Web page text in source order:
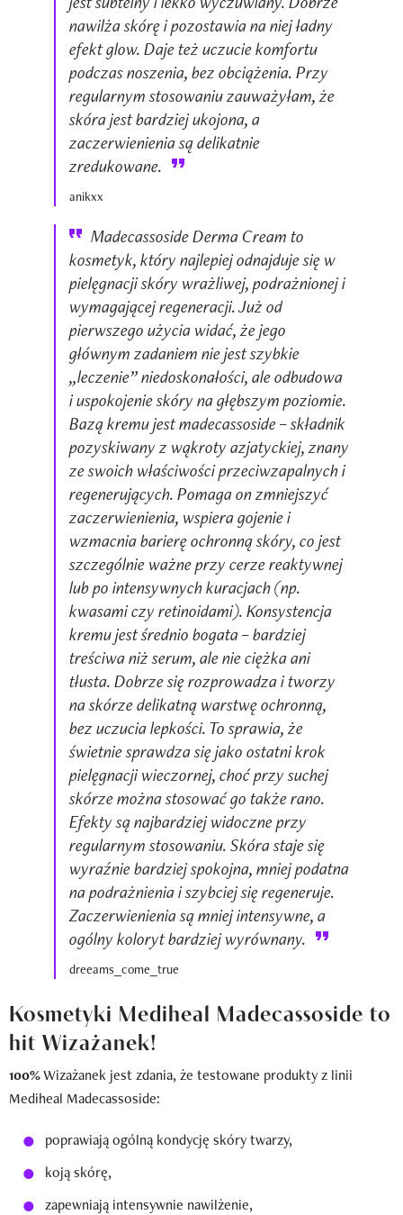
nawilża skórę i pozostawia na niej ładny
efekt glow. Daje też uczucie komfortu
podczas noszenia, bez obciążenia. Przy
regularnym stosowaniu zauważyłam, że
skóra jest bardziej ukojona, a
zaczerwienienia są delikatnie
zredukowane.
anikxx
Madecassoside Derma Cream to
kosmetyk, który najlepiej odnajduje się w
pielęgnacji skóry wrażliwej, podrażnionej i
wymagającej regeneracji. Już od
pierwszego użycia widać, że jego
głównym zadaniem nie jest szybkie
„leczenie” niedoskonałości, ale odbudowa
i uspokojenie skóry na głębszym poziomie.
Bazą kremu jest madecassoside – składnik
pozyskiwany z wąkroty azjatyckiej, znany
ze swoich właściwości przeciwzapalnych i
regenerujących. Pomaga on zmniejszyć
zaczerwienienia, wspiera gojenie i
wzmacnia barierę ochronną skóry, co jest
szczególnie ważne przy cerze reaktywnej
lub po intensywnych kuracjach (np.
kwasami czy retinoidami). Konsystencja
kremu jest średnio bogata – bardziej
treściwa niż serum, ale nie ciężka ani
tłusta. Dobrze się rozprowadza i tworzy
na skórze delikatną warstwę ochronną,
bez uczucia lepkości. To sprawia, że
świetnie sprawdza się jako ostatni krok
pielęgnacji wieczornej, choć przy suchej
skórze można stosować go także rano.
Efekty są najbardziej widoczne przy
regularnym stosowaniu. Skóra staje się
wyraźnie bardziej spokojna, mniej podatna
na podrażnienia i szybciej się regeneruje.
Zaczerwienienia są mniej intensywne, a
ogólny koloryt bardziej wyrównany.
dreeams_come_true
Kosmetyki Mediheal Madecassoside to
hit Wizażanek!
100%Wizażanek jest zdania, że testowane produkty z linii
Mediheal Madecassoside:
poprawiają ogólną kondycję skóry twarzy,
koją skórę,
zapewniają intensywnie nawilżenie,